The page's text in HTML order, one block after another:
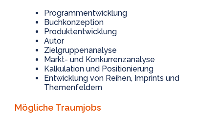
Programmentwicklung
Buchkonzeption
Produktentwicklung
Autor
Zielgruppenanalyse
Markt- und Konkurrenzanalyse
Kalkulation und Positionierung
Entwicklung von Reihen, Imprints und
Themenfeldern
Mögliche Traumjobs